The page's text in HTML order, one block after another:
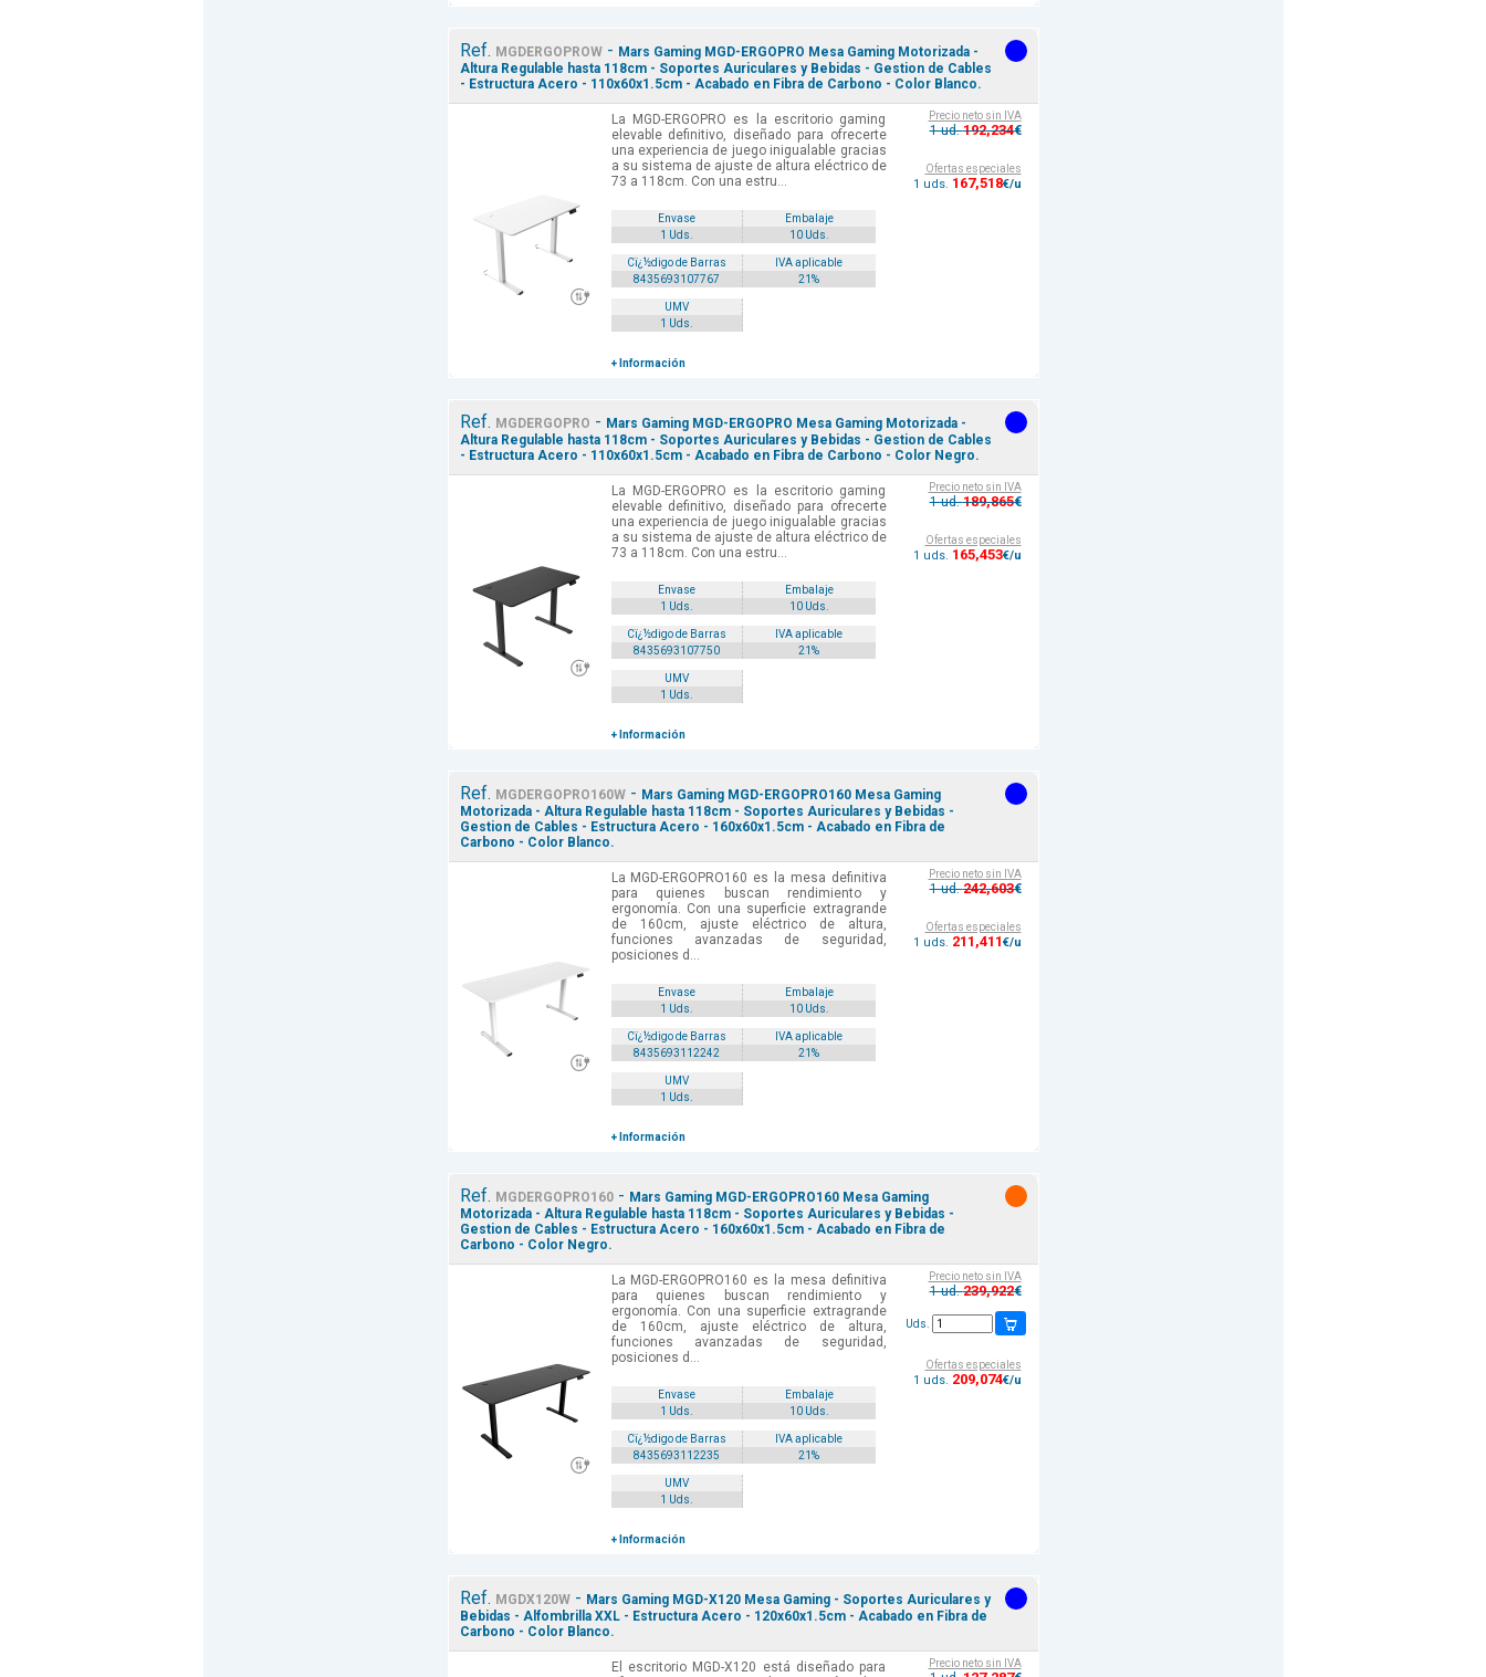
Ref. MGDERGOPROW- Mars Gaming MGD-ERGOPRO Mesa Gaming Motorizada -
Altura Regulable hasta 118cm - Soportes Auriculares y Bebidas - Gestion de Cables
- Estructura Acero - 110x60x1.5cm - Acabado en Fibra de Carbono - Color Blanco.
La MGD-ERGOPRO es la escritorio gaming
elevable definitivo, diseñado para ofrecerte
una experiencia de juego inigualable gracias
a su sistema de ajuste de altura eléctrico de
73 a 118cm. Con una estru...
Envase
Embalaje
1 Uds.
10 Uds.
Cï¿½digo de Barras
IVA aplicable
8435693107767
21%
UMV
1 Uds.
+ Información
Precio neto sin IVA
1 ud.192,234€
Ofertas especiales
1 uds. 167,518€/u
Ref. MGDERGOPRO - Mars Gaming MGD-ERGOPRO Mesa Gaming Motorizada -
Altura Regulable hasta 118cm - Soportes Auriculares y Bebidas - Gestion de Cables
- Estructura Acero - 110x60x1.5cm - Acabado en Fibra de Carbono - Color Negro.
La MGD-ERGOPRO es la escritorio gaming
elevable definitivo, diseñado para ofrecerte
una experiencia de juego inigualable gracias
a su sistema de ajuste de altura eléctrico de
73 a 118cm. Con una estru...
Envase
Embalaje
1 Uds.
10 Uds.
Cï¿½digo de Barras
IVA aplicable
8435693107750
21%
UMV
1 Uds.
+ Información
Precio neto sin IVA
1 ud.189,865€
Ofertas especiales
1 uds. 165,453€/u
Ref. MGDERGOPRO160W- Mars Gaming MGD-ERGOPRO160 Mesa Gaming
Motorizada - Altura Regulable hasta 118cm - Soportes Auriculares y Bebidas -
Gestion de Cables - Estructura Acero - 160x60x1.5cm - Acabado en Fibra de
Carbono - Color Blanco.
La MGD-ERGOPRO160 es la mesa definitiva
para quienes buscan rendimiento y
ergonomía. Con una superficie extragrande
de 160cm, ajuste eléctrico de altura,
funciones avanzadas de seguridad,
posiciones d...
Envase
Embalaje
1 Uds.
10 Uds.
Cï¿½digo de Barras
IVA aplicable
8435693112242
21%
UMV
1 Uds.
+ Información
Precio neto sin IVA
1 ud.242,603€
Ofertas especiales
1 uds. 211 ,411€/u
Ref. MGDERGOPRO160- Mars Gaming MGD-ERGOPRO160 Mesa Gaming
Motorizada - Altura Regulable hasta 118cm - Soportes Auriculares y Bebidas -
Gestion de Cables - Estructura Acero - 160x60x1.5cm - Acabado en Fibra de
Carbono - Color Negro.
La MGD-ERGOPRO160 es la mesa definitiva
para quienes buscan rendimiento y
ergonomía. Con una superficie extragrande
de 160cm, ajuste eléctrico de altura,
funciones avanzadas de seguridad,
posiciones d...
Envase
Embalaje
1 Uds.
10 Uds.
Cï¿½digo de Barras
IVA aplicable
8435693112235
21%
UMV
1 Uds.
+ Información
Precio neto sin IVA
1 ud.239,922€
Uds.
Ofertas especiales
1 uds. 209,074€/u
Ref. MGDX120W- Mars Gaming MGD-X120 Mesa Gaming - Soportes Auriculares y
Bebidas - Alfombrilla XXL - Estructura Acero - 120x60x1.5cm - Acabado en Fibra de
Carbono - Color Blanco.
El escritorio MGD-X120 está diseñado para
Precio neto sin IVA